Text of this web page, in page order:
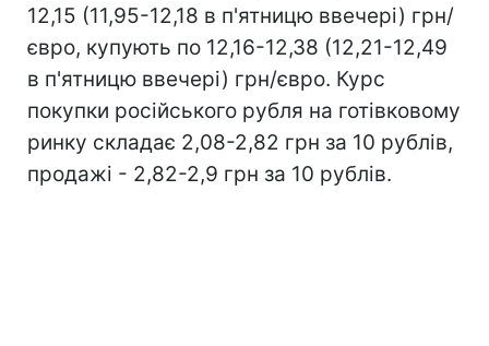
12,15 (11,95-12,18 в п'ятницю ввечері) грн/
євро, купують по 12,16-12,38 (12,21-12,49
в п'ятницю ввечері) грн/євро. Курс
покупки російського рубля на готівковому
ринку складає 2,08-2,82 грн за 10 рублів,
продажі - 2,82-2,9 грн за 10 рублів.